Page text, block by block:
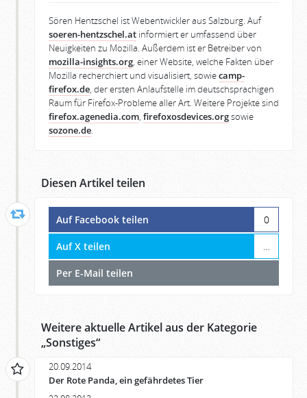
Sören Hentzschel ist Webentwickler aus Salzburg. Auf
soeren-hentzschel.at informiert er umfassend über
Neuigkeiten zu Mozilla. Außerdem ist er Betreiber von
mozilla-insights.org, einer Website, welche Fakten über
Mozilla recherchiert und visualisiert, sowiecamp-
firefox.de, der ersten Anlaufstelle im deutschsprachigen
Raum für Firefox-Probleme aller Art. Weitere Projekte sind
firefox.agenedia.com, firefoxosdevices.orgsowie
sozone.de.
Diesen Artikel teilen
Auf Facebook teilen 0
Auf X teilen …
Per E-Mail teilen
Weitere aktuelle Artikel aus der Kategorie
„Sonstiges“
20.09.2014
Der Rote Panda, ein gefährdetes Tier